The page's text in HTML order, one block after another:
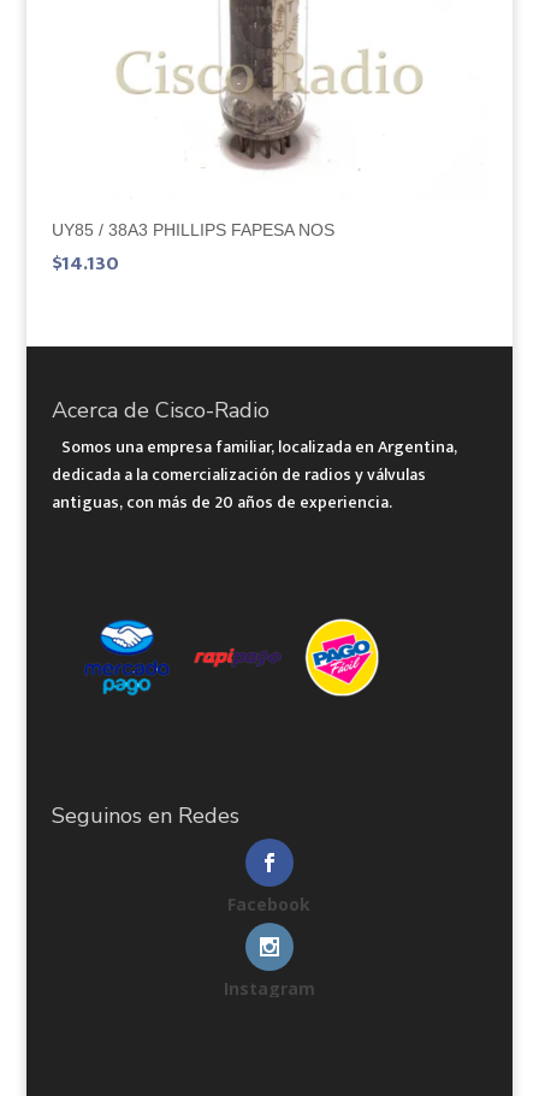
UY85 / 38A3 PHILLIPS FAPESA NOS
$14.130
Acerca de Cisco-Radio
Somos una empresa familiar, localizada en Argentina,
dedicada a la comercialización de radios y válvulas
antiguas, con más de 20 años de experiencia.
Seguinos en Redes
Facebook
Instagram